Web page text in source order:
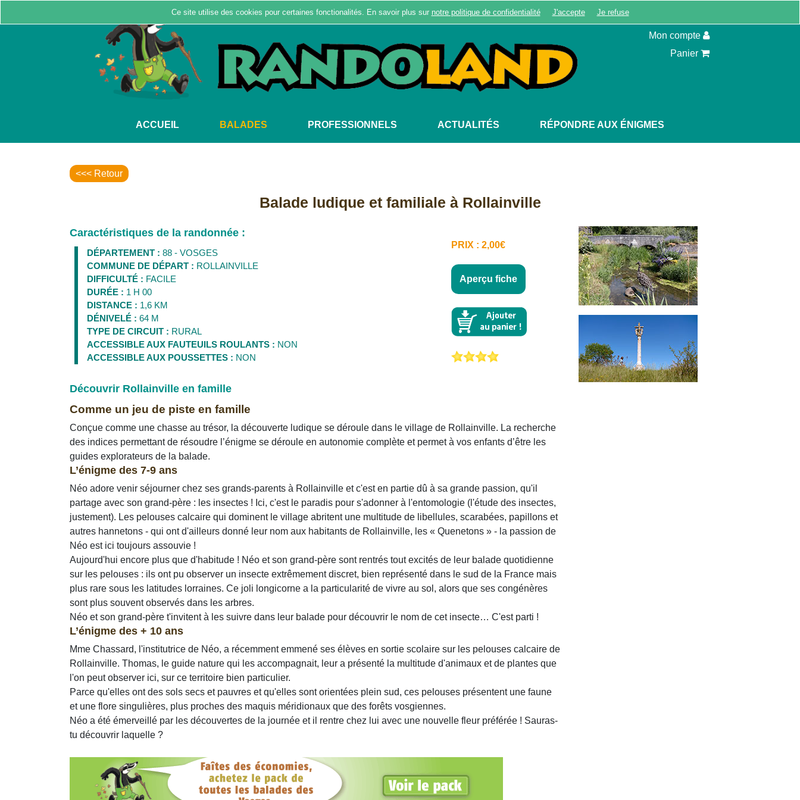
Ce site utilise des cookies pour certaines fonctionalités. En savoir plus sur notre politique de confidentialité J'accepte Je refuse
Mon compte
Panier
ACCUEIL BALADES PROFESSIONNELS ACTUALITÉS RÉPONDRE AUX ÉNIGMES
<<< Retour
Balade ludique et familiale à Rollainville
Caractéristiques de la randonnée :
DÉPARTEMENT : 88 - VOSGES
COMMUNE DE DÉPART : ROLLAINVILLE
DIFFICULTÉ : FACILE
DURÉE : 1 H 00
DISTANCE : 1,6 KM
DÉNIVELÉ : 64 M
TYPE DE CIRCUIT : RURAL
ACCESSIBLE AUX FAUTEUILS ROULANTS : NON
ACCESSIBLE AUX POUSSETTES : NON
PRIX : 2,00€
Aperçu fiche
Découvrir Rollainville en famille
Comme un jeu de piste en famille
Conçue comme une chasse au trésor, la découverte ludique se déroule dans le village de Rollainville. La recherche
des indices permettant de résoudre l’énigme se déroule en autonomie complète et permet à vos enfants d’être les
guides explorateurs de la balade.
L’énigme des 7-9 ans
Néo adore venir séjourner chez ses grands-parents à Rollainville et c'est en partie dû à sa grande passion, qu'il
partage avec son grand-père : les insectes ! Ici, c'est le paradis pour s'adonner à l'entomologie (l'étude des insectes,
justement). Les pelouses calcaire qui dominent le village abritent une multitude de libellules, scarabées, papillons et
autres hannetons - qui ont d'ailleurs donné leur nom aux habitants de Rollainville, les « Quenetons » - la passion de
Néo est ici toujours assouvie !
Aujourd'hui encore plus que d'habitude ! Néo et son grand-père sont rentrés tout excités de leur balade quotidienne
sur les pelouses : ils ont pu observer un insecte extrêmement discret, bien représenté dans le sud de la France mais
plus rare sous les latitudes lorraines. Ce joli longicorne a la particularité de vivre au sol, alors que ses congénères
sont plus souvent observés dans les arbres.
Néo et son grand-père t'invitent à les suivre dans leur balade pour découvrir le nom de cet insecte… C'est parti !
L’énigme des + 10 ans
Mme Chassard, l'institutrice de Néo, a récemment emmené ses élèves en sortie scolaire sur les pelouses calcaire de
Rollainville. Thomas, le guide nature qui les accompagnait, leur a présenté la multitude d'animaux et de plantes que
l'on peut observer ici, sur ce territoire bien particulier.
Parce qu'elles ont des sols secs et pauvres et qu'elles sont orientées plein sud, ces pelouses présentent une faune
et une flore singulières, plus proches des maquis méridionaux que des forêts vosgiennes.
Néo a été émerveillé par les découvertes de la journée et il rentre chez lui avec une nouvelle fleur préférée ! Sauras-
tu découvrir laquelle ?